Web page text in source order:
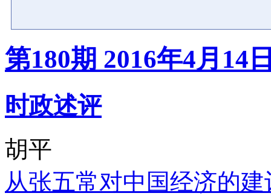
第180期 2016年4月14
时政述评
胡平
从张五常对中国经济的